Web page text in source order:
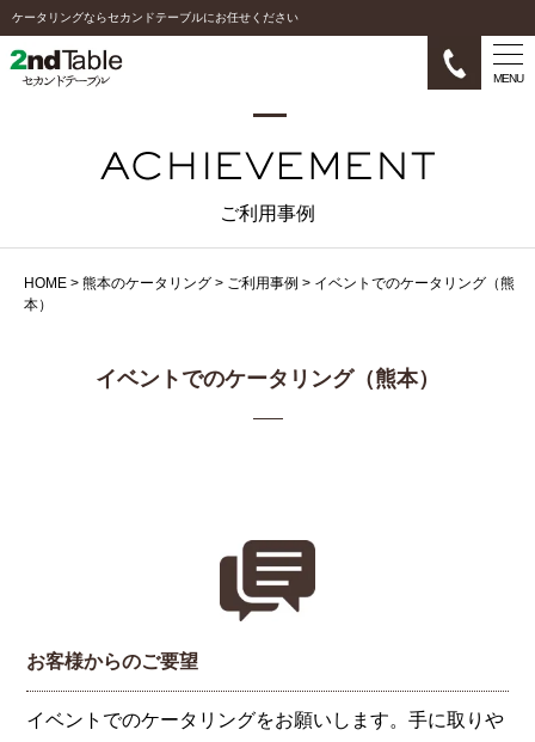
ケータリングならセカンドテーブルにお任せください
MENU
ご利用事例
HOME > 熊本のケータリング > ご利用事例 > イベントでのケータリング（熊
本）
イベントでのケータリング（熊本）
お客様からのご要望
イベントでのケータリングをお願いします。手に取りや